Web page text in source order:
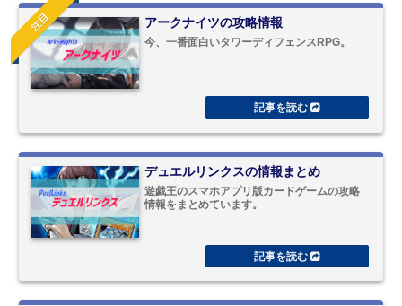
注目 アークナイツの攻略情報
今、一番面白いタワーディフェンスRPG。
デュエルリンクスの情報まとめ
遊戯王のスマホアプリ版カードゲームの攻略
情報をまとめています。